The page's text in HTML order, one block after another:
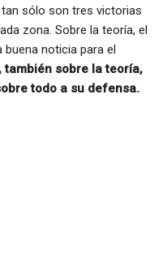
sólo son tres victorias
zona. Sobre la teoría, el
noticia para el
también sobre la teoría,
todo a su defensa.